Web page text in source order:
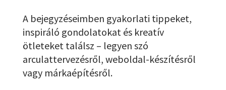
A bejegyzéseimben gyakorlati tippeket,
inspiráló gondolatokat és kreatív
ötleteket találsz – legyen szó
arculattervezésről, weboldal-készítésről
vagy márkaépítésről.